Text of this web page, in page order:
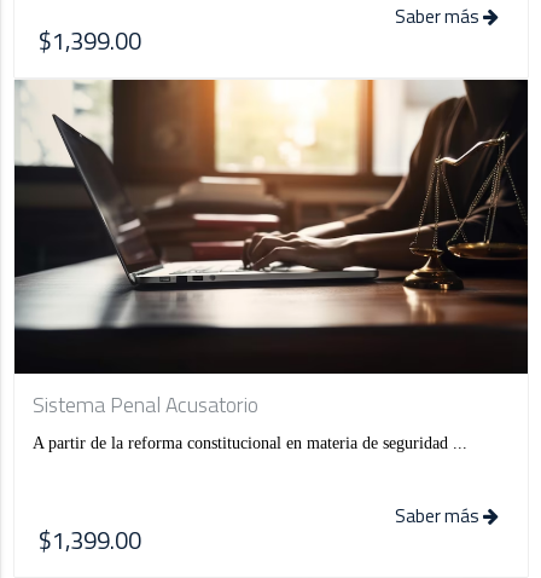
$1,399.00
Saber más
Sistema Penal Acusatorio
A partir de la reforma constitucional en materia de seguridad ...
$1,399.00
Saber más